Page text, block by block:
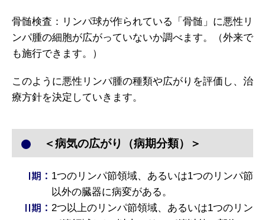
骨髄検査：リンパ球が作られている「骨髄」に悪性リ
ンパ腫の細胞が広がっていないか調べます。（外来で
も施行できます。）
このように悪性リンパ腫の種類や広がりを評価し、治
療方針を決定していきます。
＜病気の広がり（病期分類）＞
1つのリンパ節領域、あるいは1つのリンパ節
以外の臓器に病変がある。
2つ以上のリンパ節領域、あるいは1つのリン